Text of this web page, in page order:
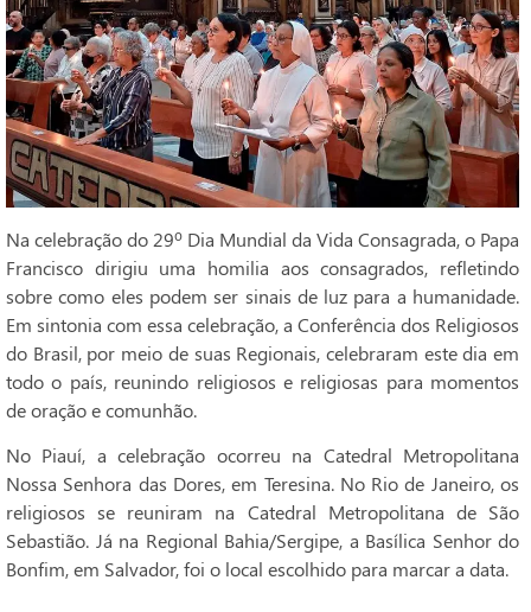
Na celebração do 29º Dia Mundial da Vida Consagrada, o Papa
Francisco dirigiu uma homilia aos consagrados, refletindo
sobre como eles podem ser sinais de luz para a humanidade.
Em sintonia com essa celebração, a Conferência dos Religiosos
do Brasil, por meio de suas Regionais, celebraram este dia em
todo o país, reunindo religiosos e religiosas para momentos
de oração e comunhão.
No Piauí, a celebração ocorreu na Catedral Metropolitana
Nossa Senhora das Dores, em Teresina. No Rio de Janeiro, os
religiosos se reuniram na Catedral Metropolitana de São
Sebastião. Já na Regional Bahia/Sergipe, a Basílica Senhor do
Bonfim, em Salvador, foi o local escolhido para marcar a data.